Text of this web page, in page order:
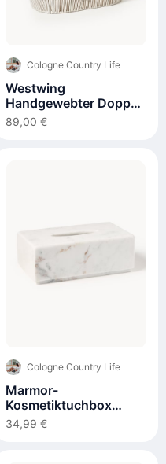
Cologne Country Life
Westwing
Handgewebter Doppel-
Wäschekorb Gabe aus
Seil
89,00 €
Cologne Country Life
Marmor-
Kosmetiktuchbox
Simba
34,99 €